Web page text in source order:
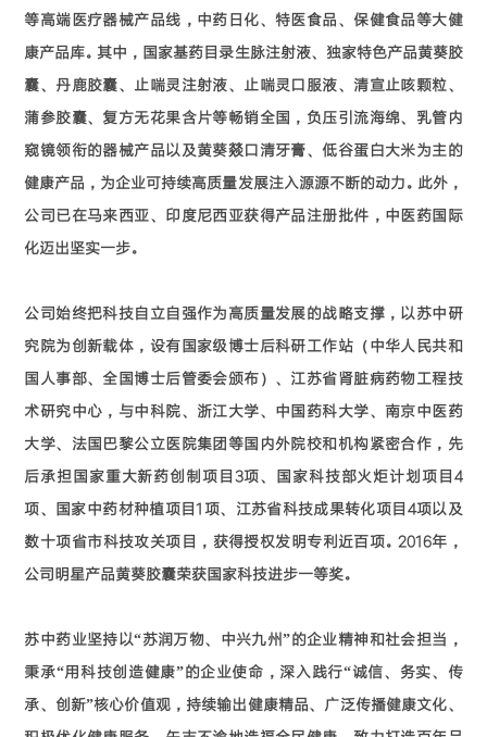
等高端医疗器械产品线，中药日化、特医食品、保健食品等大健
康产品库。其中，国家基药目录生脉注射液、独家特色产品黄葵胶
囊、丹鹿胶囊、止喘灵注射液、止喘灵口服液、清宣止咳颗粒、
蒲参胶囊、复方无花果含片等畅销全国，负压引流海绵、乳管内
窥镜领衔的器械产品以及黄葵燚口清牙膏、低谷蛋白大米为主的
健康产品，为企业可持续高质量发展注入源源不断的动力。此外，
公司已在马来西亚、印度尼西亚获得产品注册批件，中医药国际
化迈出坚实一步。
公司始终把科技自立自强作为高质量发展的战略支撑，以苏中研
究院为创新载体，设有国家级博士后科研工作站（中华人民共和
国人事部、全国博士后管委会颁布）、江苏省肾脏病药物工程技
术研究中心，与中科院、浙江大学、中国药科大学、南京中医药
大学、法国巴黎公立医院集团等国内外院校和机构紧密合作，先
后承担国家重大新药创制项目3项、国家科技部火炬计划项目4
项、国家中药材种植项目1项、江苏省科技成果转化项目4项以及
数十项省市科技攻关项目，获得授权发明专利近百项。2016年，
公司明星产品黄葵胶囊荣获国家科技进步一等奖。
苏中药业坚持以“苏润万物、中兴九州”的企业精神和社会担当，
秉承“用科技创造健康”的企业使命，深入践行“诚信、务实、传
承、创新”核心价值观，持续输出健康精品、广泛传播健康文化、